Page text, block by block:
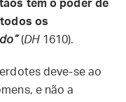
têm o poder de
os
(DH1610).
deve-se ao
e não a